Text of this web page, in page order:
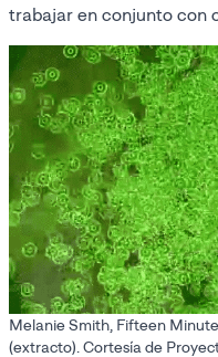
trabajar en conjunto con
Melanie Smith, Fifteen
(extracto). Cortesía de